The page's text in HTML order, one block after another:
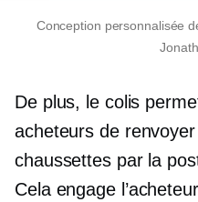
Conception personnalisée
De plus, le colis
acheteurs de
chaussettes par la
Cela engage